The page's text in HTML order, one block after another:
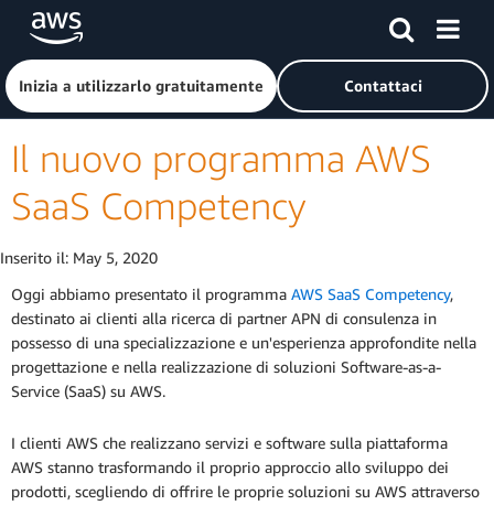
Passa al contenuto principale
Fai clic qui per tornare alla home page di Amazon Web
Inizia a utilizzarlo gratuitamente Contattaci
Il nuovo programma AWS
SaaS Competency
Inserito il: May 5, 2020
Oggi abbiamo presentato il programma AWS SaaS Competency,
destinato ai clienti alla ricerca di partner APN di consulenza in
possesso di una specializzazione e un'esperienza approfondite nella
progettazione e nella realizzazione di soluzioni Software-as-a-
Service (SaaS) su AWS.
I clienti AWS che realizzano servizi e software sulla piattaforma
AWS stanno trasformando il proprio approccio allo sviluppo dei
prodotti, scegliendo di offrire le proprie soluzioni su AWS attraverso